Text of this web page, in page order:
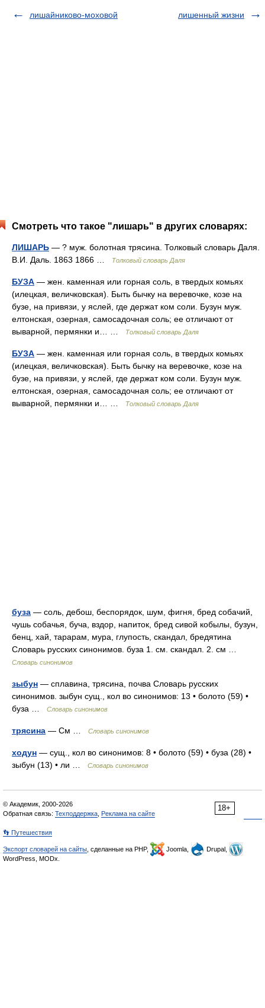
лишайниково-моховой лишенный жизни
Смотреть что такое "лишарь" в других словарях:
ЛИШАРЬ — ? муж. болотная трясина. Толковый словарь Даля.
В.И. Даль. 1863 1866 …
Толковый словарь Даля
БУЗА — жен. каменная или горная соль, в твердых комьях
(илецкая, величковская). Быть бычку на веревочке, козе на
бузе, на привязи, у яслей, где держат ком соли. Бузун муж.
елтонская, озерная, самосадочная соль; ее отличают от
выварной, пермянки и… …
Толковый словарь Даля
БУЗА — жен. каменная или горная соль, в твердых комьях
(илецкая, величковская). Быть бычку на веревочке, козе на
бузе, на привязи, у яслей, где держат ком соли. Бузун муж.
елтонская, озерная, самосадочная соль; ее отличают от
выварной, пермянки и… …
Толковый словарь Даля
буза — соль, дебош, беспорядок, шум, фигня, бред собачий,
чушь собачья, буча, вздор, напиток, бред сивой кобылы, бузун,
бенц, хай, тарарам, мура, глупость, скандал, бредятина
Словарь русских синонимов. буза 1. см. скандал. 2. см …
Словарь синонимов
зыбун — сплавина, трясина, почва Словарь русских
синонимов. зыбун сущ., кол во синонимов: 13 • болото (59) •
буза …
Словарь синонимов
трясина — См … Словарь синонимов
ходун — сущ., кол во синонимов: 8 • болото (59) • буза (28) •
зыбун (13) • ли …
Словарь синонимов
18+
© Академик, 2000-2026
Обратная связь: Техподдержка Реклама на сайте
👣 Путешествия
Экспорт словарей на сайты , сделанные на PHP, Joomla,
Drupal,
WordPress, MODx.